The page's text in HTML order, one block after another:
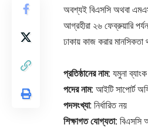
অবশ্যই বিএসসি অথবা
আগ্রহীরা ২৬ ফেব্রুয়ারি
ঢাকায় কাজ করার মানসিকতা
প্রতিষ্ঠানের নাম: যমুনা
পদের নাম: আইটি সাপোর্ট
পদসংখ্যা: নির্ধারিত নয়
শিক্ষাগত যোগ্যতা: বিএসসি